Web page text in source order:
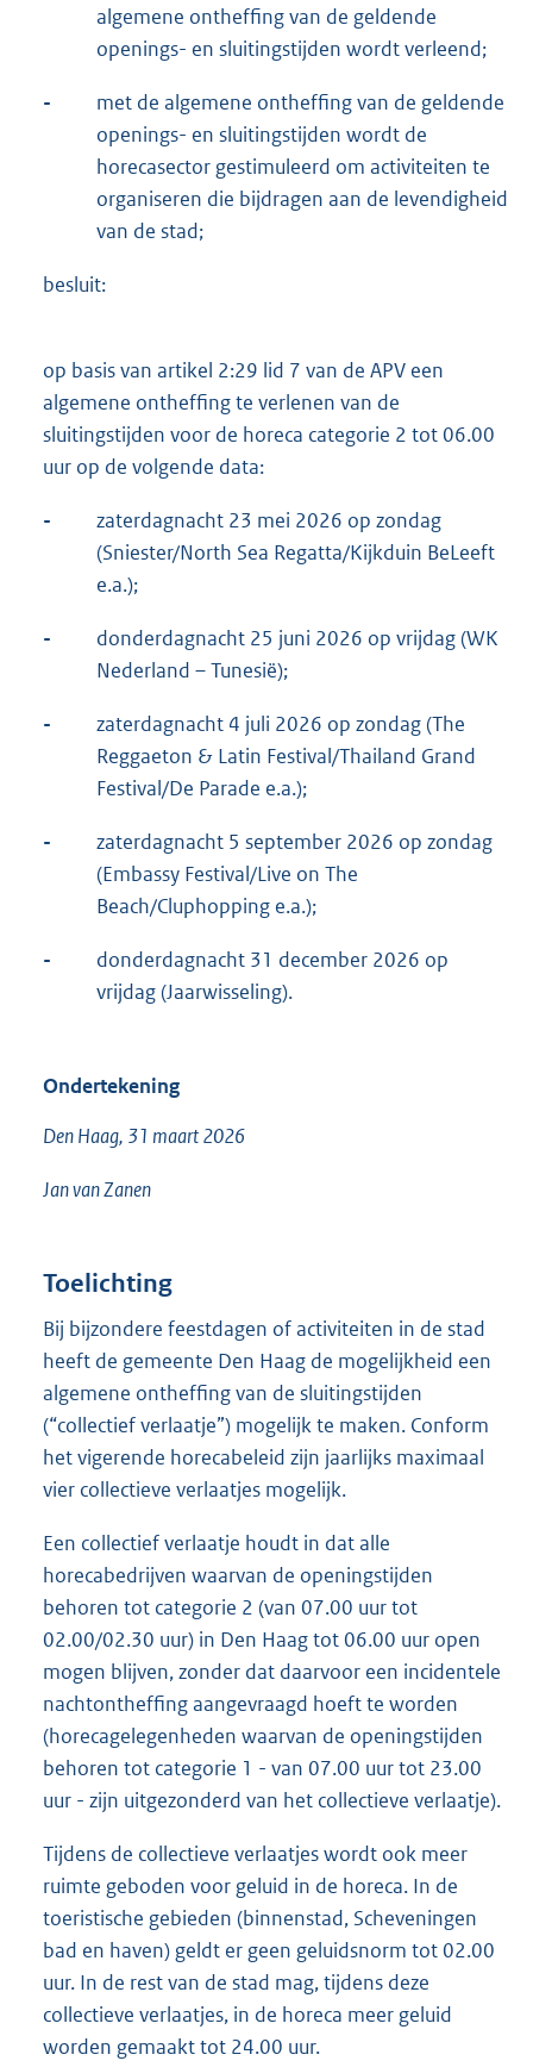
algemene ontheffing van de geldende
openings- en sluitingstijden wordt verleend;
-
met de algemene ontheffing van de geldende
openings- en sluitingstijden wordt de
horecasector gestimuleerd om activiteiten te
organiseren die bijdragen aan de levendigheid
van de stad;
besluit:
op basis van artikel 2:29 lid 7 van de APV een
algemene ontheffing te verlenen van de
sluitingstijden voor de horeca categorie 2 tot 06.00
uur op de volgende data:
-
zaterdagnacht 23 mei 2026 op zondag
(Sniester/North Sea Regatta/Kijkduin BeLeeft
e.a.);
-
donderdagnacht 25 juni 2026 op vrijdag (WK
Nederland – Tunesië);
-
zaterdagnacht 4 juli 2026 op zondag (The
Reggaeton & Latin Festival/Thailand Grand
Festival/De Parade e.a.);
-
zaterdagnacht 5 september 2026 op zondag
(Embassy Festival/Live on The
Beach/Cluphopping e.a.);
-
donderdagnacht 31 december 2026 op
vrijdag (Jaarwisseling).
Ondertekening
Den Haag, 31 maart 2026
Jan van Zanen
Toelichting
Bij bijzondere feestdagen of activiteiten in de stad
heeft de gemeente Den Haag de mogelijkheid een
algemene ontheffing van de sluitingstijden
(“collectief verlaatje”) mogelijk te maken. Conform
het vigerende horecabeleid zijn jaarlijks maximaal
vier collectieve verlaatjes mogelijk.
Een collectief verlaatje houdt in dat alle
horecabedrijven waarvan de openingstijden
behoren tot categorie 2 (van 07.00 uur tot
02.00/02.30 uur) in Den Haag tot 06.00 uur open
mogen blijven, zonder dat daarvoor een incidentele
nachtontheffing aangevraagd hoeft te worden
(horecagelegenheden waarvan de openingstijden
behoren tot categorie 1 - van 07.00 uur tot 23.00
uur - zijn uitgezonderd van het collectieve verlaatje).
Tijdens de collectieve verlaatjes wordt ook meer
ruimte geboden voor geluid in de horeca. In de
toeristische gebieden (binnenstad, Scheveningen
bad en haven) geldt er geen geluidsnorm tot 02.00
uur. In de rest van de stad mag, tijdens deze
collectieve verlaatjes, in de horeca meer geluid
worden gemaakt tot 24.00 uur.